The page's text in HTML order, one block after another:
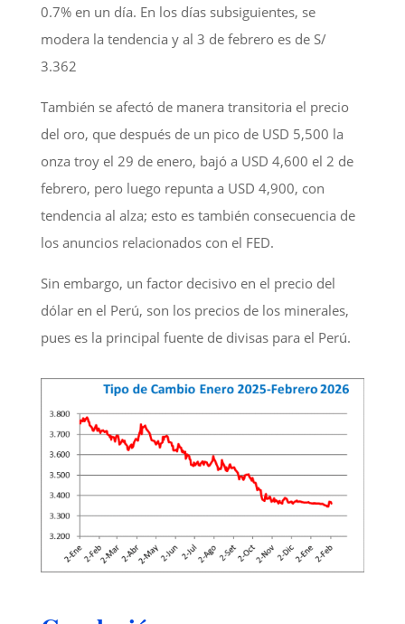
0.7% en un día. En los días subsiguientes, se
modera la tendencia y al 3 de febrero es de S/
3.362
También se afectó de manera transitoria el precio
del oro, que después de un pico de USD 5,500 la
onza troy el 29 de enero, bajó a USD 4,600 el 2 de
febrero, pero luego repunta a USD 4,900, con
tendencia al alza; esto es también consecuencia de
los anuncios relacionados con el FED.
Sin embargo, un factor decisivo en el precio del
dólar en el Perú, son los precios de los minerales,
pues es la principal fuente de divisas para el Perú.